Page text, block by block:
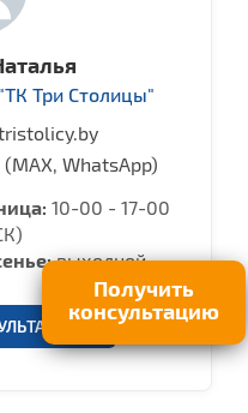
Получить
консультацию
Три Столицы"
WhatsApp)
10-00 - 17-00
выходной